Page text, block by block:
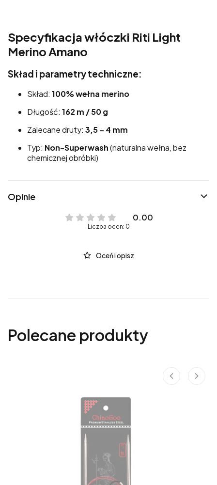
Specyfikacja włóczki Riti Light
Merino Amano
Skład i parametry techniczne:
Skład: 100% wełna merino
Długość: 162 m / 50 g
Zalecane druty: 3,5 – 4 mm
Typ: Non-Superwash(naturalna wełna, bez
chemicznej obróbki)
Opinie
0.00
Liczba ocen: 0
Oceń i opisz
Polecane produkty